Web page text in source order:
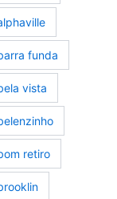
funda
vista
retiro